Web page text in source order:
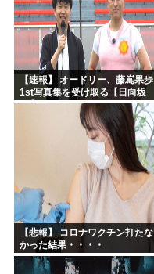
【速報】 オードリー、藤嶌果歩
1st写真集を受け取る【日向坂
46】
【悲報】 コロナワクチン打たな
かった結果・・・・